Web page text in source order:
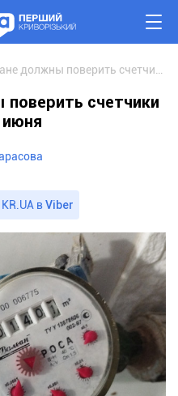
счетчики
вViber